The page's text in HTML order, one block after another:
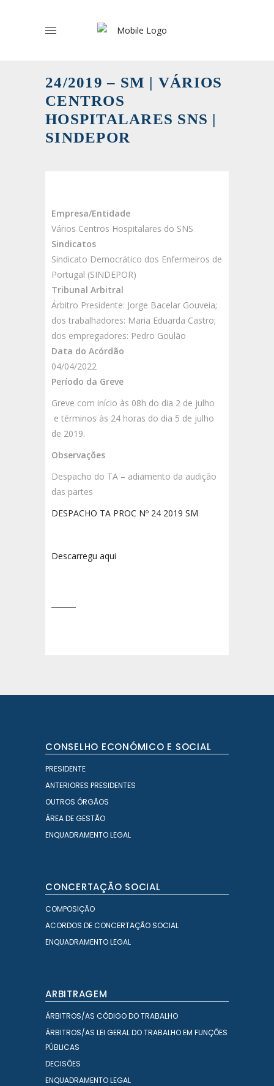
24/2019 – SM | VÁRIOS
CENTROS
HOSPITALARES SNS |
SINDEPOR
Empresa/Entidade
Vários Centros Hospitalares do SNS
Sindicatos
Sindicato Democrático dos Enfermeiros de
Portugal (SINDEPOR)
Tribunal Arbitral
Árbitro Presidente: Jorge Bacelar Gouveia;
dos trabalhadores: Maria Eduarda Castro;
dos empregadores: Pedro Goulão
Data do Acórdão
04/04/2022
Período da Greve
Greve com início às 08h do dia 2 de julho
e términos às 24 horas do dia 5 de julho
de 2019.
Observações
Despacho do TA – adiamento da audição
das partes
DESPACHO TA PROC Nº 24 2019 SM
Descarregu aqui
CONSELHO ECONÓMICO E SOCIAL
PRESIDENTE
ANTERIORES PRESIDENTES
OUTROS ÓRGÃOS
ÁREA DE GESTÃO
ENQUADRAMENTO LEGAL
CONCERTAÇÃO SOCIAL
COMPOSIÇÃO
ACORDOS DE CONCERTAÇÃO SOCIAL
ENQUADRAMENTO LEGAL
ARBITRAGEM
ÁRBITROS/AS CÓDIGO DO TRABALHO
ÁRBITROS/AS LEI GERAL DO TRABALHO EM FUNÇÕES
PÚBLICAS
DECISÕES
ENQUADRAMENTO LEGAL